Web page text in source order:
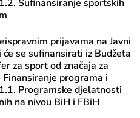
Sufinansiranje sportskih
prijavama na Javni
se sufinansirati iz Budžeta
za sport od značaja za
programa i
Programske djelatnosti
na nivou BiH i FBiH